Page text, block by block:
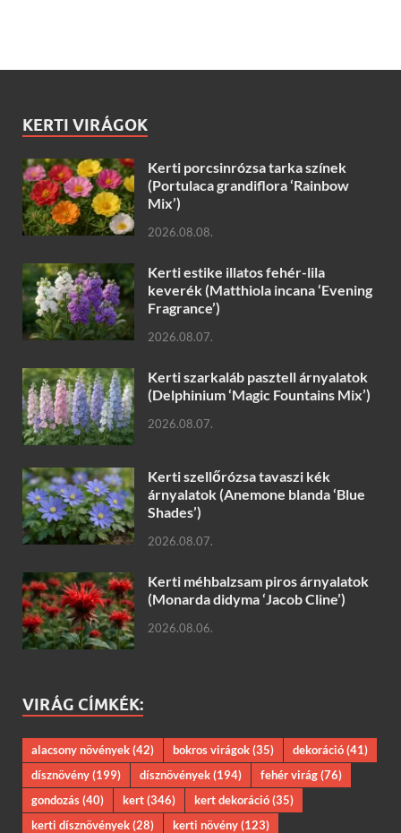
KERTI VIRÁGOK
Kerti porcsinrózsa tarka színek
(Portulaca grandiflora ‘Rainbow
Mix’)
2026.08.08.
Kerti estike illatos fehér-lila
keverék (Matthiola incana ‘Evening
Fragrance’)
2026.08.07.
Kerti szarkaláb pasztell árnyalatok
(Delphinium ‘Magic Fountains Mix’)
2026.08.07.
Kerti szellőrózsa tavaszi kék
árnyalatok (Anemone blanda ‘Blue
Shades’)
2026.08.07.
Kerti méhbalzsam piros árnyalatok
(Monarda didyma ‘Jacob Cline’)
2026.08.06.
VIRÁG CÍMKÉK:
alacsony növények(42) bokros virágok(35) dekoráció(41)
dísznövény(199) dísznövények(194) fehér virág(76)
gondozás(40) kert(346) kert dekoráció(35)
kerti dísznövények(28) kerti növény(123)